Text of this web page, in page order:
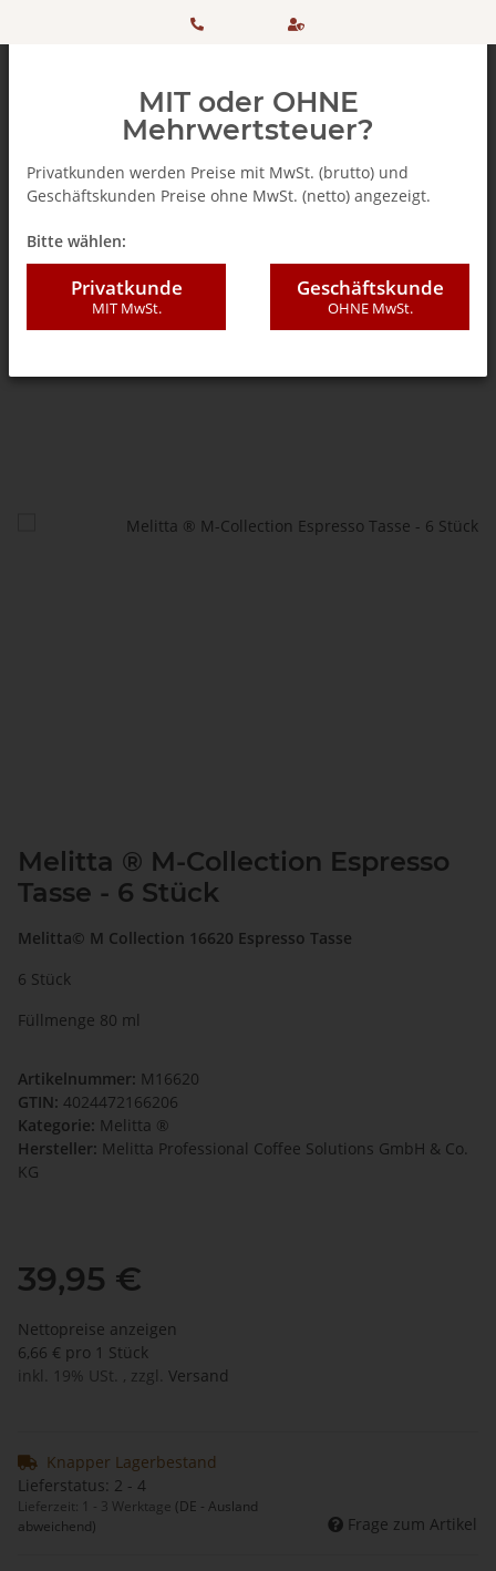
+ 49
506 98
einkaufen
SSL
Melitta ® M-Collection Espresso
Tasse - 6 Stück
Melitta© M Collection 16620 Espresso Tasse
6 Stück
Füllmenge 80 ml
Artikelnummer: M16620
GTIN: 4024472166206
Kategorie: Melitta ®
Hersteller: Melitta Professional Coffee Solutions GmbH & Co.
KG
39,95 €
Nettopreise anzeigen
6,66 € pro 1 Stück
inkl. 19% USt. , zzgl. Versand
Knapper Lagerbestand
Lieferstatus: 2 - 4
Lieferzeit: 1 - 3 Werktage (DE - Ausland
abweichend)
Frage zum Artikel
MIT oder OHNE
Mehrwertsteuer?
Privatkunden werden Preise mit MwSt. (brutto) und
Geschäftskunden Preise ohne MwSt. (netto) angezeigt.
Bitte wählen:
Privatkunde
MIT MwSt.
Geschäftskunde
OHNE MwSt.